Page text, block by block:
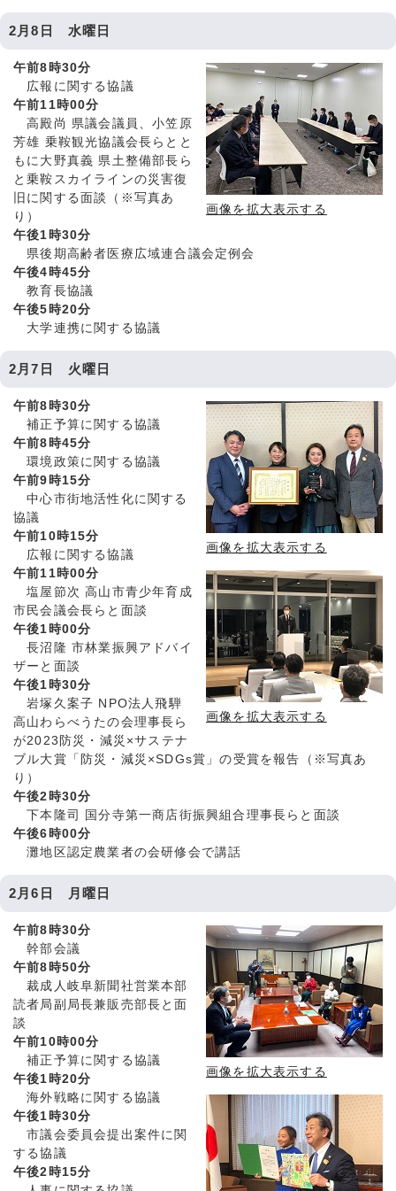
2月8日 水曜日
画像を拡大表示する
午前8時30分
広報に関する協議
午前11時00分
高殿尚 県議会議員、小笠原
芳雄 乗鞍観光協議会長らとと
もに大野真義 県土整備部長ら
と乗鞍スカイラインの災害復
旧に関する面談（※写真あ
り）
午後1時30分
県後期高齢者医療広域連合議会定例会
午後4時45分
教育長協議
午後5時20分
大学連携に関する協議
2月7日 火曜日
画像を拡大表示する
画像を拡大表示する
午前8時30分
補正予算に関する協議
午前8時45分
環境政策に関する協議
午前9時15分
中心市街地活性化に関する
協議
午前10時15分
広報に関する協議
午前11時00分
塩屋節次 高山市青少年育成
市民会議会長らと面談
午後1時00分
長沼隆 市林業振興アドバイ
ザーと面談
午後1時30分
岩塚久案子 NPO法人飛騨
高山わらべうたの会理事長ら
が2023防災・減災×サステナ
ブル大賞「防災・減災×SDGs賞」の受賞を報告（※写真あ
り）
午後2時30分
下本隆司 国分寺第一商店街振興組合理事長らと面談
午後6時00分
灘地区認定農業者の会研修会で講話
2月6日 月曜日
画像を拡大表示する
午前8時30分
幹部会議
午前8時50分
裁成人岐阜新聞社営業本部
読者局副局長兼販売部長と面
談
午前10時00分
補正予算に関する協議
午後1時20分
海外戦略に関する協議
午後1時30分
市議会委員会提出案件に関
する協議
午後2時15分